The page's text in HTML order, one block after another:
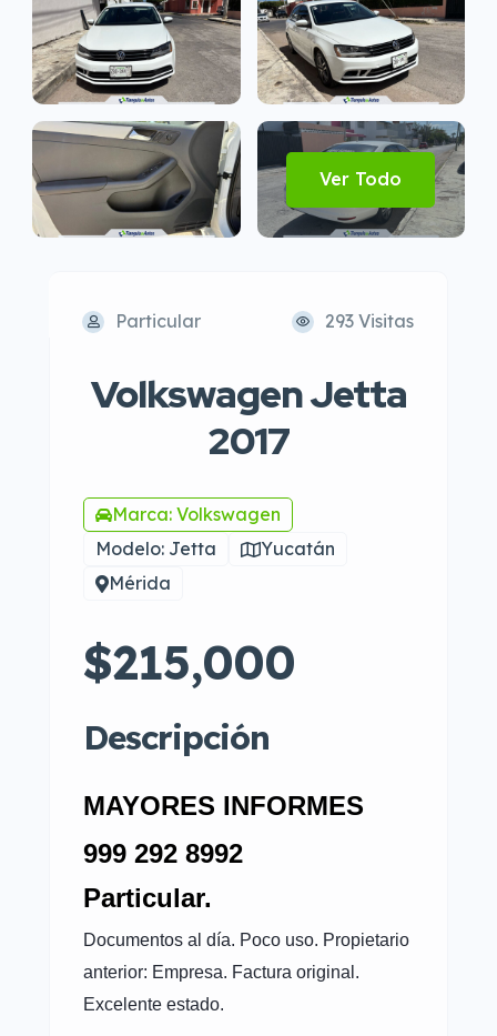
Ver Todo
Particular 293 Visitas
Volkswagen Jetta
2017
Marca: Volkswagen
Modelo: Jetta
Yucatán
Mérida
$215,000
Descripción
MAYORES INFORMES
999 292 8992
Particular.
Documentos al día. Poco uso. Propietario
anterior: Empresa. Factura original.
Excelente estado.